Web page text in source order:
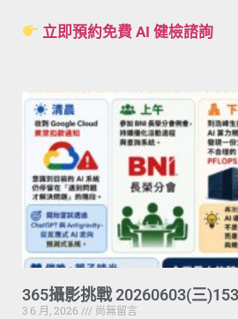
立即預約免費 AI 健檢諮詢
365攝影挑戰 20260603(三
3 6 月, 2026
尚無留言